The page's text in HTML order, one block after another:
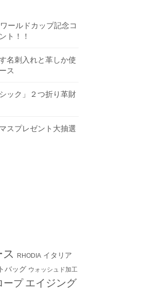
ールドカップ記念コ
ト！！
名刺入れと革しか使
ス
ック」２つ折り革財
スプレゼント大抽選
RHODIA イタリア
バッグ ウォッシュド加工
ープ エイジング